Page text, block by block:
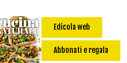
Edicola web
Abbonati e regala